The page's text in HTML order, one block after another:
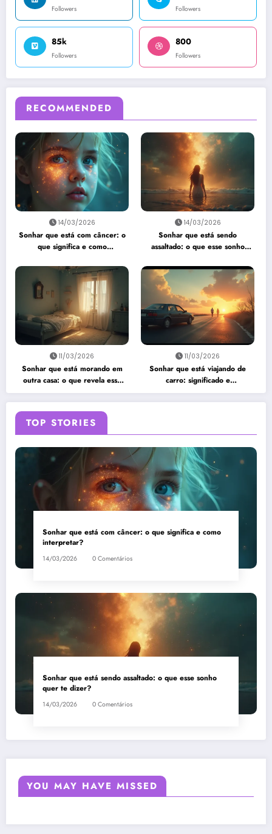
Followers Followers
85k
Followers
800
Followers
RECOMMENDED
14/03/2026
Sonhar que está com câncer: o
que significa e como
14/03/2026
Sonhar que está sendo
assaltado: o que esse sonho
11/03/2026
Sonhar que está morando em
outra casa: o que revela esse
sonho?
11/03/2026
Sonhar que está viajando de
carro: significado e
interpretação
TOP STORIES
Sonhar que está com câncer: o que significa e como
interpretar?
14/03/2026 0 Comentários
Sonhar que está sendo assaltado: o que esse sonho
quer te dizer?
14/03/2026 0 Comentários
YOU MAY HAVE MISSED